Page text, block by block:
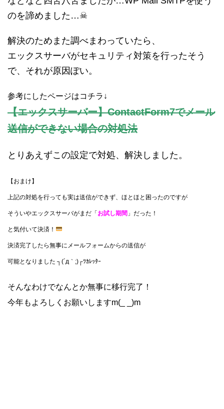
のを諦めました…☠
解決のためまた調べまわっていたら、
エックスサーバがセキュリティ対策を行ったそう
で、それが原因ぽい。
参考にしたページはコチラ↓
【エックスサーバー】ContactForm7でメール
送信ができない場合の対処法
とりあえずこの設定で対処、解決しました。
【おまけ】
上記の対処を行っても実は送信ができず、ほとほと困ったのですが
そういやエックスサーバがまだ「 お試し期間 」だった！
と気付いて決済！
決済完了したら無事にメールフォームからの送信が
可能となりました ┐(´д｀;)┌ﾂｶﾚｯﾀｰ
そんなわけでなんとか無事に移行完了！
今年もよろしくお願いしますm(_ _)m